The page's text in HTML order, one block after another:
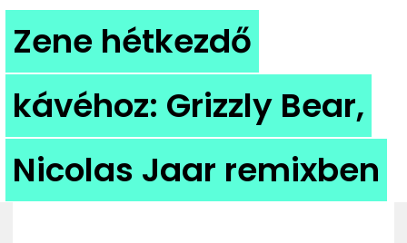
CÍMLAP
DIZÁJN
DIVAT
HIP
Zene hétkezdő
kávéhoz: Grizzly Bear,
Nicolas Jaar remixben